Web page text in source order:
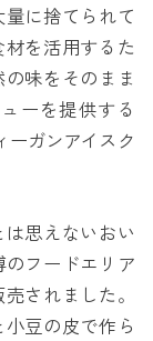
に捨てられて
を活用するた
味をそのまま
ーを提供する
ガンアイスク
思えないおい
フードエリア
されました。
豆の皮で作ら